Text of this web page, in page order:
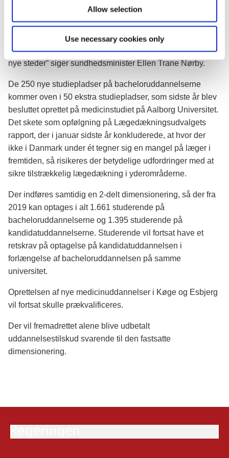
Allow selection
Use necessary cookies only
lægen. Vi ved, at uddannelsesstedets beliggenhed har en
kæmpemæssig betydning i forhold til, hvor man som
færdiguddannet vælger at slå sig ned og stifte familie.
Derfor er det ekstremt vigtigt, at vi får oprettet pladser også
nye steder” siger sundhedsminister Ellen Trane Nørby.
De 250 nye studiepladser på bacheloruddannelserne
kommer oven i 50 ekstra studiepladser, som sidste år blev
besluttet oprettet på medicinstudiet på Aalborg Universitet.
Det skete som opfølgning på Lægedækningsudvalgets
rapport, der i januar sidste år konkluderede, at hvor der
ikke i Danmark under ét tegner sig en mangel på læger i
fremtiden, så risikeres der betydelige udfordringer med at
sikre tilstrækkelig lægedækning i yderområderne.
Der indføres samtidig en 2-delt dimensionering, så der fra
2019 kan optages i alt 1.661 studerende på
bacheloruddannelserne og 1.395 studerende på
kandidatuddannelserne. Studerende vil fortsat have et
retskrav på optagelse på kandidatuddannelsen i
forlængelse af bacheloruddannelsen på samme
universitet.
Oprettelsen af nye medicinuddannelser i Køge og Esbjerg
vil fortsat skulle prækvalificeres.
Der vil fremadrettet alene blive udbetalt
uddannelsestilskud svarende til den fastsatte
dimensionering.